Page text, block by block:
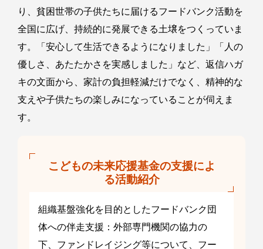
り、貧困世帯の子供たちに届けるフードバンク活動を
全国に広げ、持続的に発展できる土壌をつくっていま
す。「安心して生活できるようになりました」「人の
優しさ、あたたかさを実感しました」など、返信ハガ
キの文面から、家計の負担軽減だけでなく、精神的な
支えや子供たちの楽しみになっていることが伺えま
す。
こどもの未来応援基金の支援によ
る活動紹介
組織基盤強化を目的としたフードバンク団
体への伴走支援：外部専門機関の協力の
下、ファンドレイジング等について、フー